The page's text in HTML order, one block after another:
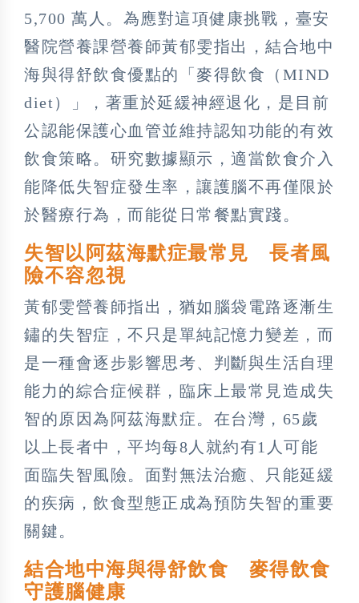
5,700 萬人。為應對這項健康挑戰，臺安
醫院營養課營養師黃郁雯指出，結合地中
海與得舒飲食優點的「麥得飲食（MIND
diet）」，著重於延緩神經退化，是目前
公認能保護心血管並維持認知功能的有效
飲食策略。研究數據顯示，適當飲食介入
能降低失智症發生率，讓護腦不再僅限於
於醫療行為，而能從日常餐點實踐。
失智以阿茲海默症最常見 長者風
險不容忽視
黃郁雯營養師指出，猶如腦袋電路逐漸生
鏽的失智症，不只是單純記憶力變差，而
是一種會逐步影響思考、判斷與生活自理
能力的綜合症候群，臨床上最常見造成失
智的原因為阿茲海默症。在台灣，65歲
以上長者中，平均每8人就約有1人可能
面臨失智風險。面對無法治癒、只能延緩
的疾病，飲食型態正成為預防失智的重要
關鍵。
結合地中海與得舒飲食 麥得飲食
守護腦健康